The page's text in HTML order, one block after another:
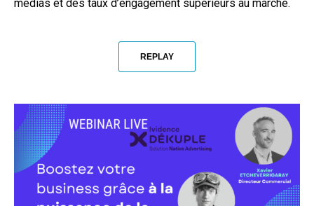
médias et des taux d’engagement supérieurs au marché.
REPLAY